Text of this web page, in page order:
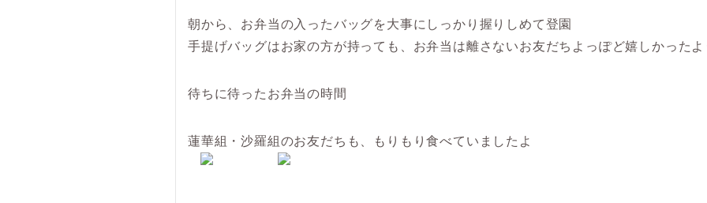
朝から、お弁当の入ったバッグを大事にしっかり握りしめて登園
手提げバッグはお家の方が持っても、お弁当は離さないお友だちよっぽど嬉しかった
待ちに待ったお弁当の時間
蓮華組・沙羅組のお友だちも、もりもり食べていましたよ